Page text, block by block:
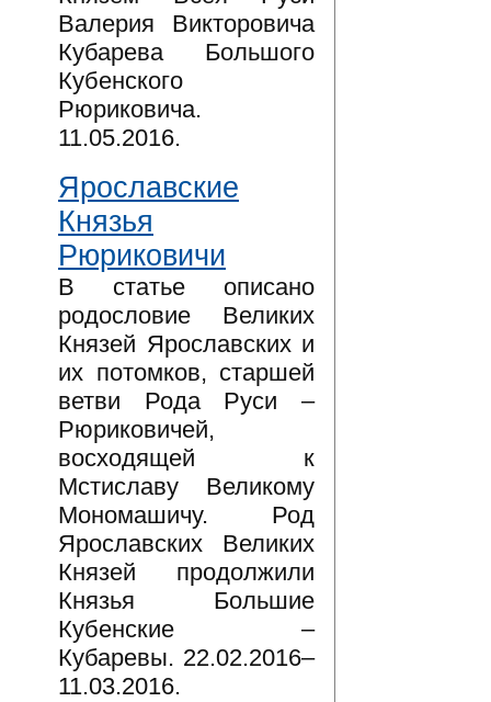
Валерия Викторовича
Кубарева Большого
Кубенского
Рюриковича.
11.05.2016.
Ярославские
Князья
Рюриковичи
В статье описано
родословие Великих
Князей Ярославских и
их потомков, старшей
ветви Рода Руси –
Рюриковичей,
восходящей к
Мстиславу Великому
Мономашичу. Род
Ярославских Великих
Князей продолжили
Князья Большие
Кубенские –
Кубаревы. 22.02.2016–
11.03.2016.